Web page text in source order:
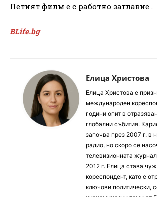
Петият филм е с работно заглавие .
BLife.bg
Елица Христова
Елица Христова е
международен
години опит в
глобални събития.
започва през 2007 г. в
радио, но скоро се
телевизионната
2012 г. Елица става
кореспондент, като е
ключови политически,